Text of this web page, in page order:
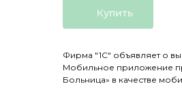
Купить
Фирма "1С" объявляет о
Мобильное приложение
Больница» в качестве